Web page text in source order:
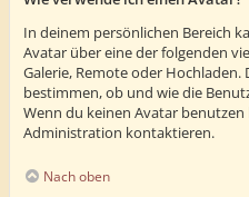
In deinem persönlichen Bereich
Avatar über eine der folgenden
Galerie, Remote oder
bestimmen, ob und wie die
Wenn du keinen Avatar
Administration kontaktieren.
Nach oben